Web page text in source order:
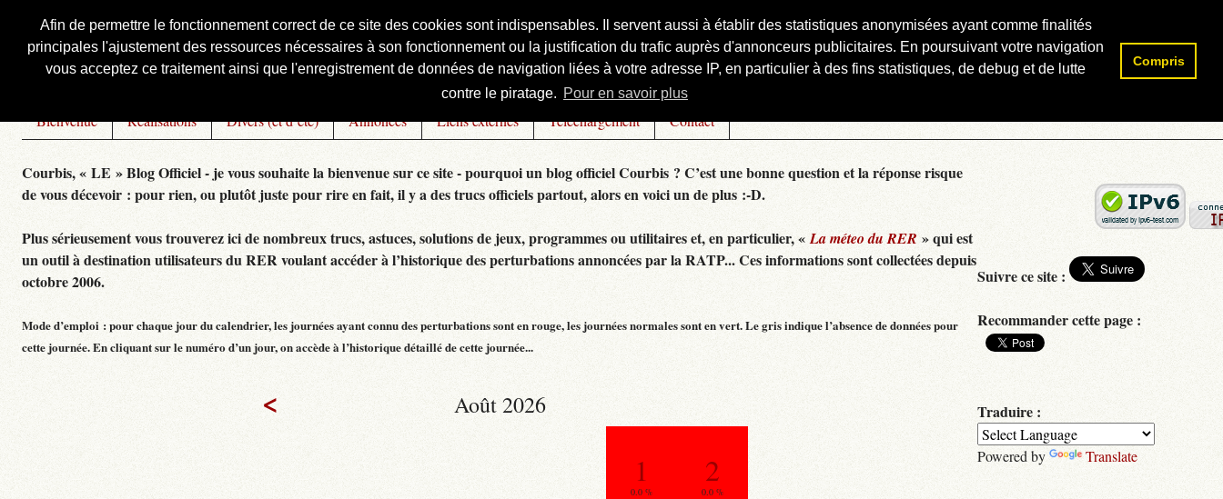
Afin de permettre le fonctionnement correct de ce site des cookies sont indispensables. Il servent aussi à établir des statistiques anonymisées ayant comme finalités
principales l'ajustement des ressources nécessaires à son fonctionnement ou la justification du trafic auprès d'annonceurs publicitaires. En poursuivant votre navigation
vous acceptez ce traitement ainsi que l'enregistrement de données de navigation liées à votre adresse IP, en particulier à des fins statistiques, de debug et de lutte
contre le piratage. Pour en savoir plus
Compris
Courbis, « LE » Blog Officiel
Bienvenue Réalisations Divers (et d’été) Annonces Liens externes Téléchargement Contact
Courbis, « LE » Blog Officiel - je vous souhaite la bienvenue sur ce site - pourquoi un blog officiel Courbis ? C’est une bonne question et la réponse risque
de vous décevoir : pour rien, ou plutôt juste pour rire en fait, il y a des trucs officiels partout, alors en voici un de plus :-D.
Plus sérieusement vous trouverez ici de nombreux trucs, astuces, solutions de jeux, programmes ou utilitaires et, en particulier, «La méteo du RER » qui est
un outil à destination utilisateurs du RER voulant accéder à l’historique des perturbations annoncées par la RATP... Ces informations sont collectées depuis
octobre 2006.
Mode d’emploi : pour chaque jour du calendrier, les journées ayant connu des perturbations sont en rouge, les journées normales sont en vert. Le gris indique l’absence de données pour
cette journée. En cliquant sur le numéro d’un jour, on accède à l’historique détaillé de cette journée...
< Août 2026
1
0.0 %
2
0.0 %
Rechercher :
Suivre ce site :
Recommander cette page :
Traduire :
Powered by Translate